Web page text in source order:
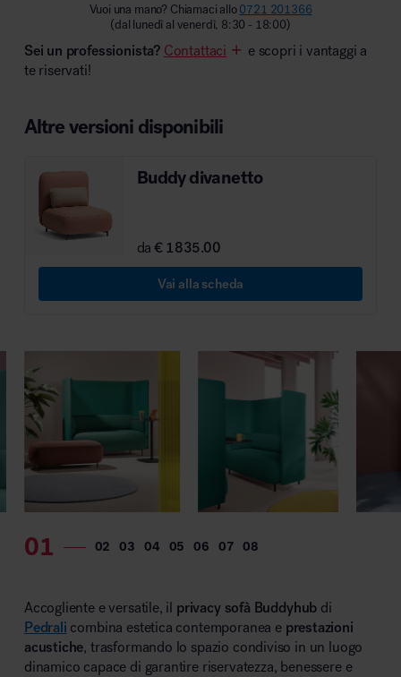
Vuoi una mano? Chiamaci allo0721 201366
(dal lunedì al venerdì, 8:30 - 18:00)
Sei un professionista? Contattaci
e scopri i vantaggi a
te riservati!
Altre versioni disponibili
Buddy divanetto
da€ 1835.00
Vai alla scheda
Accogliente e versatile, il privacy sofà Buddyhub di
Pedrali combina estetica contemporanea e prestazioni
acustiche, trasformando lo spazio condiviso in un luogo
dinamico capace di garantire riservatezza, benessere e